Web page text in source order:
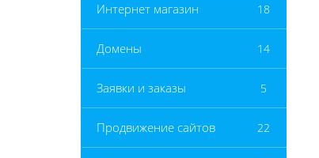
Интернет магазин 18
Домены 14
Заявки и заказы 5
Продвижение сайтов 22